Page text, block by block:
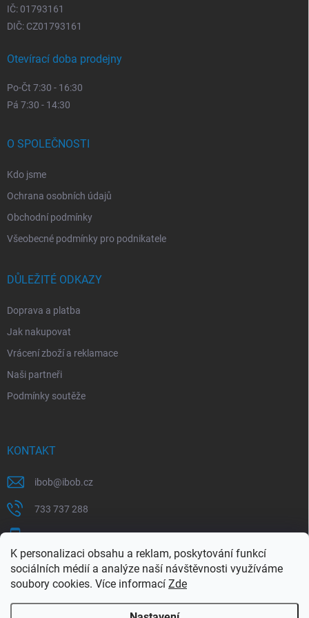
K personalizaci obsahu a reklam, poskytování funkcí
sociálních médií a analýze naší návštěvnosti využíváme
soubory cookies. Více informací Zde
IČ: 01793161
DIČ: CZ01793161
Otevírací doba prodejny
Po-Čt 7:30 - 16:30
Pá 7:30 - 14:30
O SPOLEČNOSTI
Kdo jsme
Ochrana osobních údajů
Obchodní podmínky
Všeobecné podmínky pro podnikatele
DŮLEŽITÉ ODKAZY
Doprava a platba
Jak nakupovat
Vrácení zboží a reklamace
Naši partneři
Podmínky soutěže
KONTAKT
ibob@ibob.cz
733 737 288
607 069 561
Sledujte nás na Facebooku !
ibob_s.r.o/